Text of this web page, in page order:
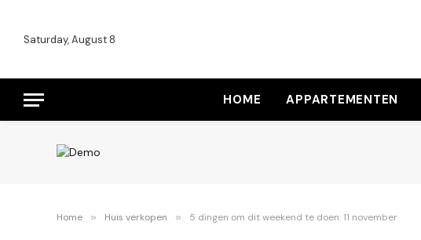
Saturday, August 8
HOME APPARTEMENTEN
Home » Huis verkopen » 5 dingen om dit weekend te doen: 11 november